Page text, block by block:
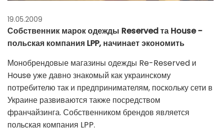
19.05.2009
Собственник марок одежды Reserved та House -
польская компания LPP, начинает экономить
Монобрендовые магазины одежды Re-Reserved и
House уже давно знакомый как украинскому
потребителю так и предпринимателям, поскольку сети в
Украине развиваются также посредством
франчайзинга. Собственником брендов является
польская компания LPP.